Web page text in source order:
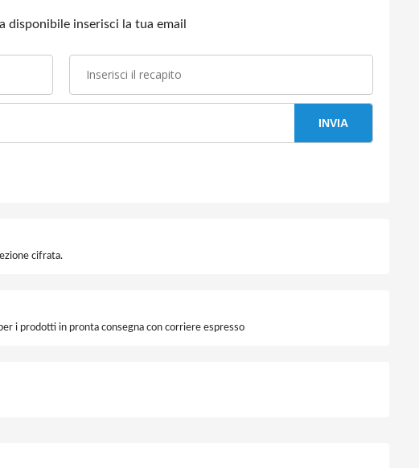
disponibile inserisci la tua email
INVIA
cifrata.
i prodotti in pronta consegna con corriere espresso